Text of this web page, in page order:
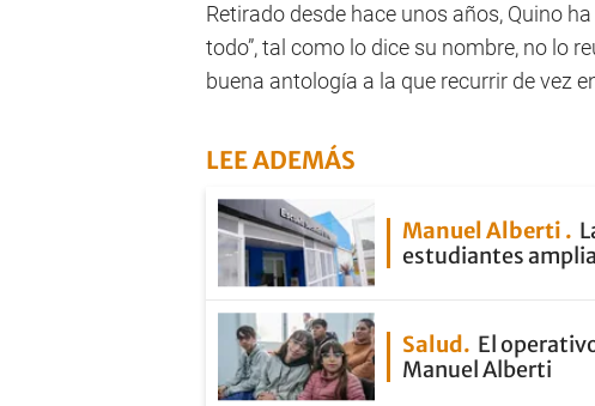
Retirado desde hace unos años, Quino
todo”, tal como lo dice su nombre, no lo
buena antología a la que recurrir de vez
LEE ADEMÁS
Manuel Alberti
estudiantes
Salud
El
Manuel Alberti